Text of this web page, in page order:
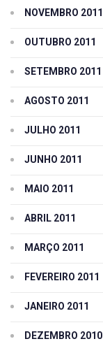
NOVEMBRO 2011
OUTUBRO 2011
SETEMBRO 2011
AGOSTO 2011
JULHO 2011
JUNHO 2011
MAIO 2011
ABRIL 2011
MARÇO 2011
FEVEREIRO 2011
JANEIRO 2011
DEZEMBRO 2010